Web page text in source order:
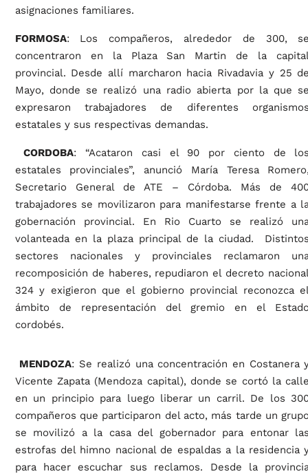
asignaciones familiares.
FORMOSA: Los compañeros, alrededor de 300,
concentraron en la Plaza San Martin de la
provincial. Desde allí marcharon hacia Rivadavia y 25
Mayo, donde se realizó una radio abierta por la que
expresaron trabajadores de diferentes
estatales y sus respectivas demandas.
CORDOBA: “Acataron casi el 90 por ciento de
estatales provinciales”, anunció María Teresa
Secretario General de ATE – Córdoba. Más de
trabajadores se movilizaron para manifestarse frente a
gobernación provincial. En Rio Cuarto se realizó
volanteada en la plaza principal de la ciudad.
sectores nacionales y provinciales reclamaron
recomposición de haberes, repudiaron el decreto
324 y exigieron que el gobierno provincial reconozca
ámbito de representación del gremio en el
cordobés.
MENDOZA: Se realizó una concentración en Costanera
Vicente Zapata (Mendoza capital), donde se cortó la
en un principio para luego liberar un carril. De los
compañeros que participaron del acto, más tarde un
se movilizó a la casa del gobernador para entonar
estrofas del himno nacional de espaldas a la residencia
para hacer escuchar sus reclamos. Desde la